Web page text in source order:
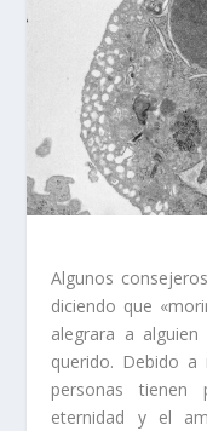
Algunos
diciendo que
alegrara a
querido. Debido a
personas tienen
eternidad y el